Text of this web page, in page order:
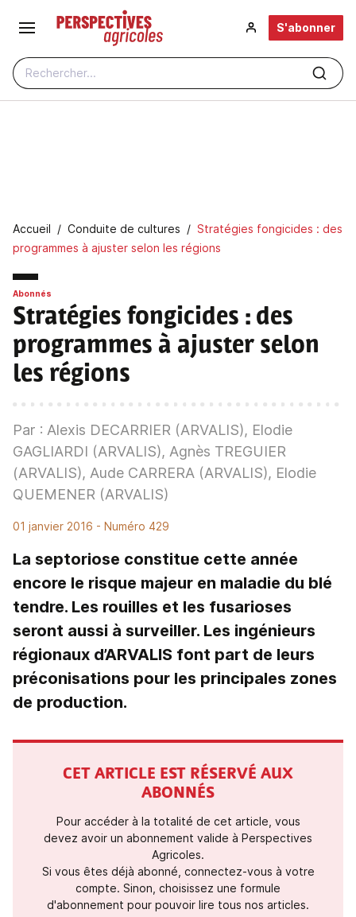
Aller au contenu principal
Rechercher...
S'abonner
Fil d'Ariane
Accueil Conduite de cultures
Stratégies fongicides : des
programmes à ajuster selon les régions
Abonnés
Stratégies fongicides : des
programmes à ajuster selon
les régions
Par : Alexis DECARRIER (ARVALIS), Elodie
GAGLIARDI (ARVALIS), Agnès TREGUIER
(ARVALIS), Aude CARRERA (ARVALIS), Elodie
QUEMENER (ARVALIS)
01 janvier 2016 - Numéro 429
La septoriose constitue cette année
encore le risque majeur en maladie du blé
tendre. Les rouilles et les fusarioses
seront aussi à surveiller. Les ingénieurs
régionaux d’ARVALIS font part de leurs
préconisations pour les principales zones
de production.
CET ARTICLE EST RÉSERVÉ AUX
ABONNÉS
Pour accéder à la totalité de cet article, vous
devez avoir un abonnement valide à Perspectives
Agricoles.
Si vous êtes déjà abonné, connectez-vous à votre
compte. Sinon, choisissez une formule
d'abonnement pour pouvoir lire tous nos articles.